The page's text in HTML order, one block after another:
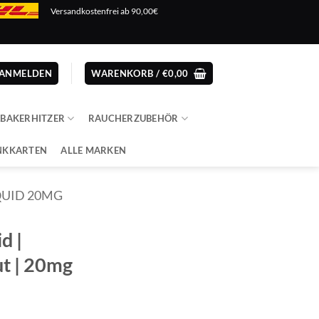
Versandkostenfrei ab 90,00€
WARENKORB / €0,00
RAUCHERZUBEHÖR
ALLE MARKEN
20MG
|
| 20mg